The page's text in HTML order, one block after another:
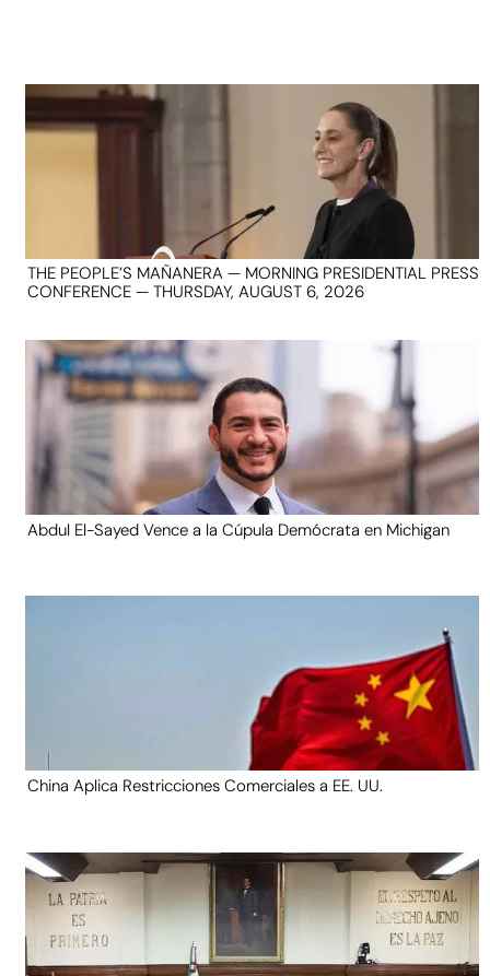
THE PEOPLE’S MAÑANERA — MORNING PRESIDENTIAL PRESS
CONFERENCE — THURSDAY, AUGUST 6, 2026
Abdul El-Sayed Vence a la Cúpula Demócrata en Michigan
China Aplica Restricciones Comerciales a EE. UU.